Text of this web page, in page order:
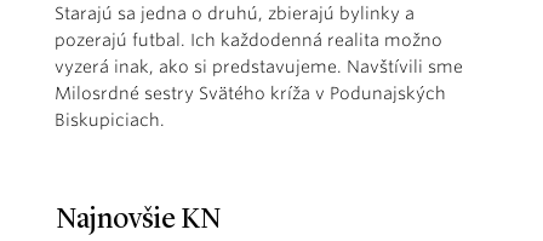
Starajú sa jedna o druhú, zbierajú bylinky a
pozerajú futbal. Ich každodenná realita možno
vyzerá inak, ako si predstavujeme. Navštívili sme
Milosrdné sestry Svätého kríža v Podunajských
Biskupiciach.
Najnovšie KN